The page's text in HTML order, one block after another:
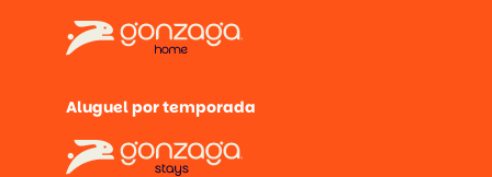
Aluguel por temporada